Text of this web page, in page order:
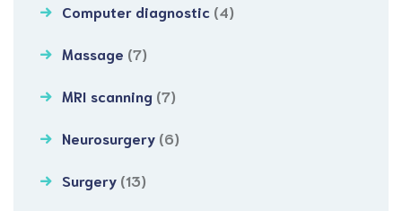
Computer diagnostic (4)
Massage (7)
MRI scanning (7)
Neurosurgery (6)
Surgery (13)